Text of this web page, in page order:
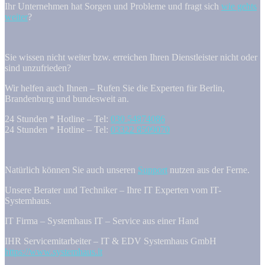
Ihr Unternehmen hat Sorgen und Probleme und fragt sich wie gehts
weiter?
Sie wissen nicht weiter bzw. erreichen Ihren Dienstleister nicht oder
sind unzufrieden?
Wir helfen auch Ihnen – Rufen Sie die Experten für Berlin,
Brandenburg und bundesweit an.
24 Stunden * Hotline – Tel: 030 54874086
24 Stunden * Hotline – Tel: 03322 8509070
Natürlich können Sie auch unseren Support nutzen aus der Ferne.
Unsere Berater und Techniker – Ihre IT Experten vom IT-
Systemhaus.
IT Firma – Systemhaus IT – Service aus einer Hand
IHR Servicemitarbeiter – IT & EDV Systemhaus GmbH
https://www.systemhaus.it